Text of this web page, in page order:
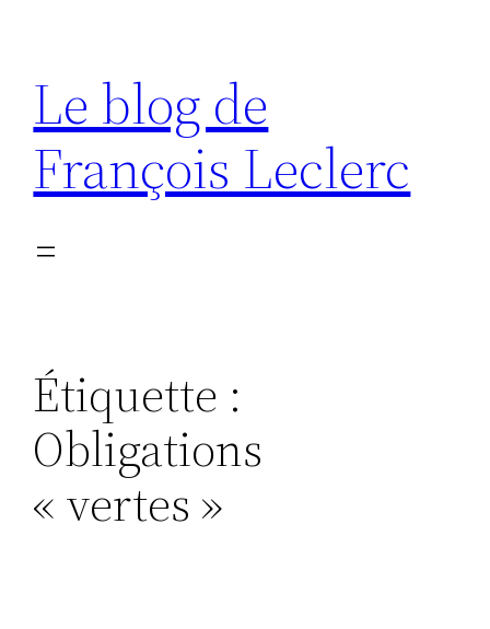
contenu
Le blog de
François Leclerc
Étiquette :
Obligations
« vertes »